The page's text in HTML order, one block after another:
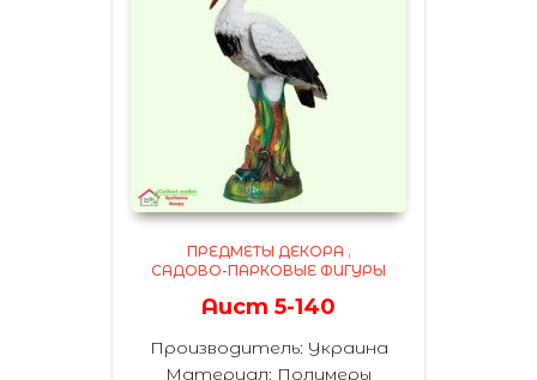
ПРЕДМЕТЫ ДЕКОРА ,
САДОВО-ПАРКОВЫЕ ФИГУРЫ
Аист 5-140
Производитель: Украина
Материал: Полимеры